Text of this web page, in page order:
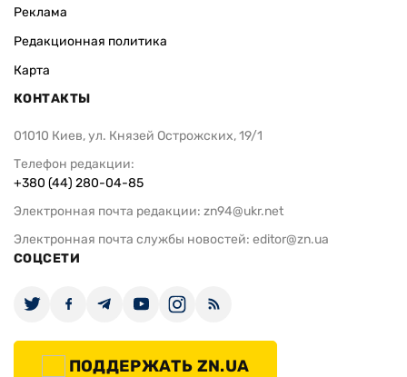
Реклама
Редакционная политика
Карта
КОНТАКТЫ
01010 Киев, ул. Князей Острожских, 19/1
Телефон редакции:
+380 (44) 280-04-85
Электронная почта редакции: zn94@ukr.net
Электронная почта службы новостей: editor@zn.ua
СОЦСЕТИ
ПОДДЕРЖАТЬ ZN.UA